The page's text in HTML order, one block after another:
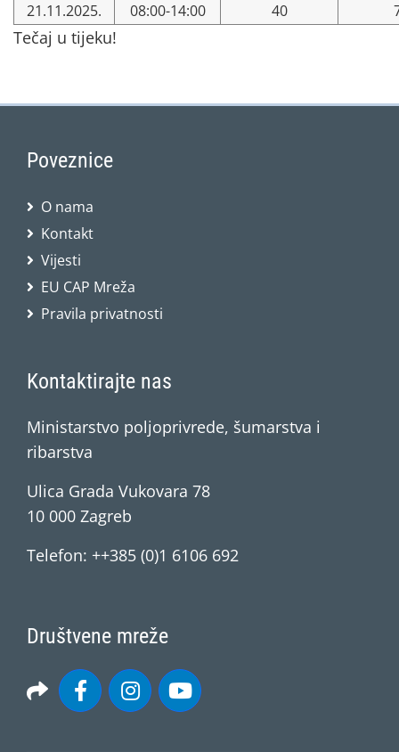
21.11.2025. 08:00-14:00 40
Tečaj u tijeku!
Poveznice
O nama
Kontakt
Vijesti
EU CAP Mreža
Pravila privatnosti
Kontaktirajte nas
Ministarstvo poljoprivrede, šumarstva i
ribarstva
Ulica Grada Vukovara 78
10 000 Zagreb
Telefon: ++385 (0)1 6106 692
Društvene mreže